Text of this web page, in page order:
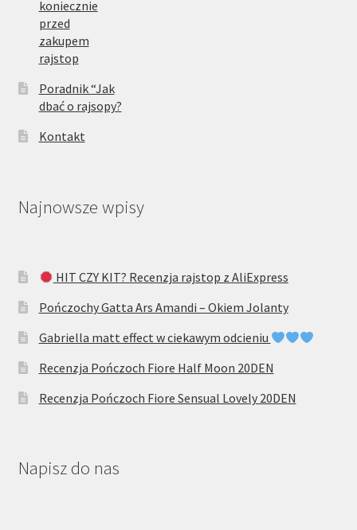
koniecznie
przed
zakupem
rajstop
Poradnik “Jak
dbać o rajsopy?
Kontakt
Najnowsze wpisy
HIT CZY KIT? Recenzja rajstop z AliExpress
Pończochy Gatta Ars Amandi – Okiem Jolanty
Gabriella matt effect w ciekawym odcieniu
Recenzja Pończoch Fiore Half Moon 20DEN
Recenzja Pończoch Fiore Sensual Lovely 20DEN
Napisz do nas